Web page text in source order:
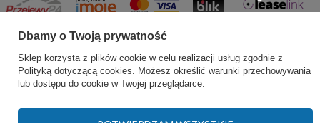
Dbamy o Twoją prywatność
Sklep korzysta z plików cookie w celu realizacji usług zgodnie z
Polityką dotyczącą cookies. Możesz określić warunki przechowywania
lub dostępu do cookie w Twojej przeglądarce.